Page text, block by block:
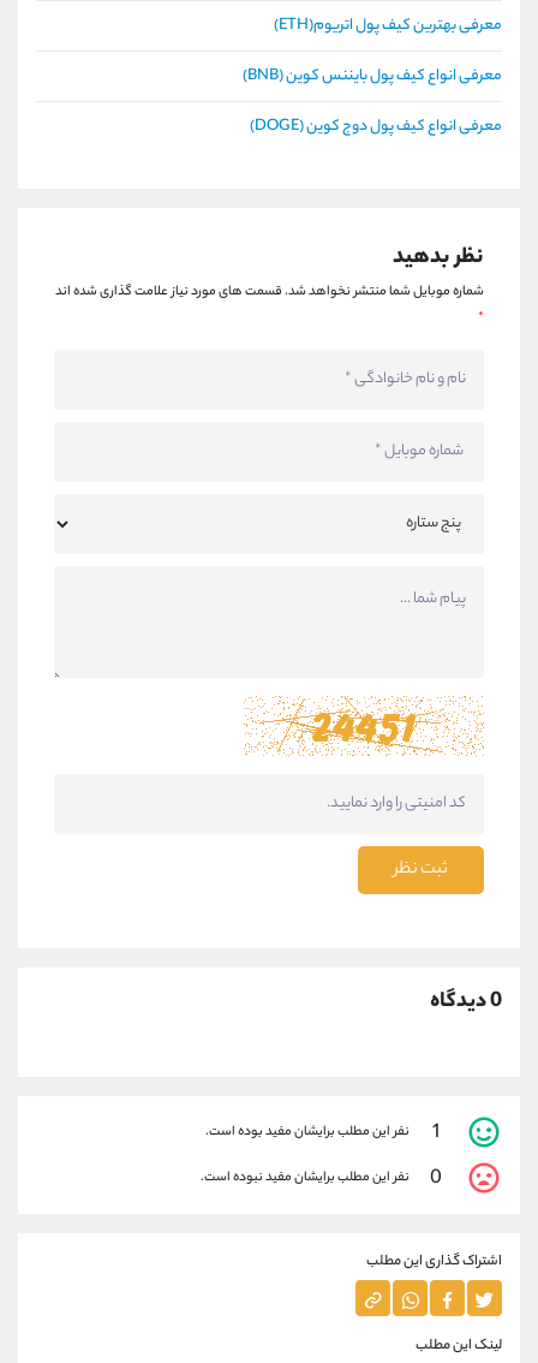
معرفی بهترین کیف پول اتریوم(ETH)
معرفی انواع کیف پول بایننس کوین (BNB)
معرفی انواع کیف پول دوج کوین (DOGE)
نظر بدهید
شماره موبایل شما منتشر نخواهد شد.قسمت های مورد نیاز علامت گذاری شده اند
*
ثبت نظر
0 دیدگاه
1 نفر این مطلب برایشان مفید بوده است.
0 نفر این مطلب برایشان مفید نبوده است.
اشتراک گذاری این مطلب
لینک این مطلب